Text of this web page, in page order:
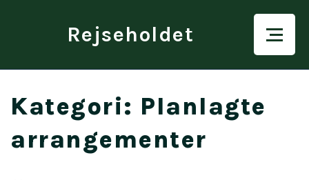
Rejseholdet
Kategori: Planlagte
arrangementer